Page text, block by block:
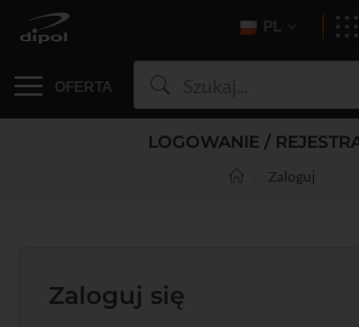
PL
OFERTA
LOGOWANIE /
Zaloguj
Zaloguj się